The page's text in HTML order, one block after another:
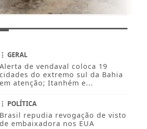
GERAL
Alerta de vendaval coloca 19
cidades do extremo sul da Bahia
em atenção; Itanhém e...
POLÍTICA
Brasil repudia revogação de visto
de embaixadora nos EUA